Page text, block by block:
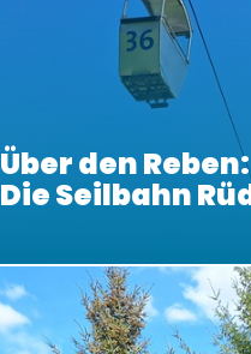
Über den Reben:
Die Seilbahn